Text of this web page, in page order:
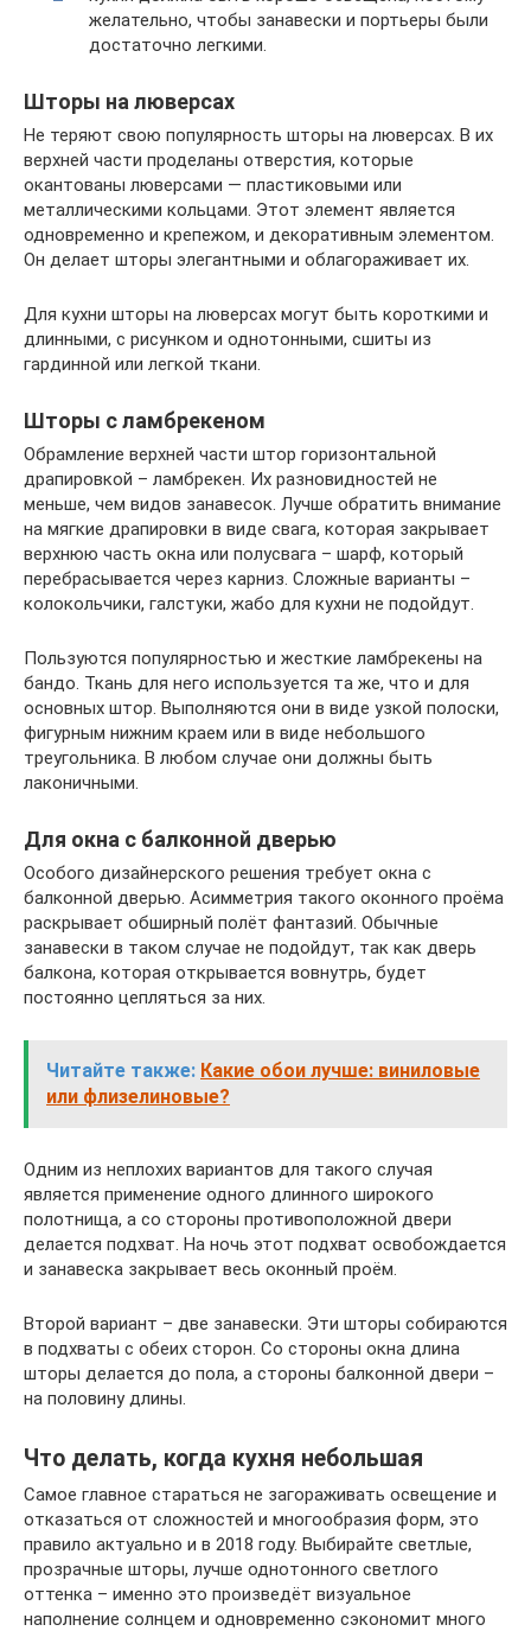
желательно, чтобы занавески и портьеры были
достаточно легкими.
Шторы на люверсах
Не теряют свою популярность шторы на люверсах. В их
верхней части проделаны отверстия, которые
окантованы люверсами — пластиковыми или
металлическими кольцами. Этот элемент является
одновременно и крепежом, и декоративным элементом.
Он делает шторы элегантными и облагораживает их.
Для кухни шторы на люверсах могут быть короткими и
длинными, с рисунком и однотонными, сшиты из
гардинной или легкой ткани.
Шторы с ламбрекеном
Обрамление верхней части штор горизонтальной
драпировкой – ламбрекен. Их разновидностей не
меньше, чем видов занавесок. Лучше обратить внимание
на мягкие драпировки в виде свага, которая закрывает
верхнюю часть окна или полусвага – шарф, который
перебрасывается через карниз. Сложные варианты –
колокольчики, галстуки, жабо для кухни не подойдут.
Пользуются популярностью и жесткие ламбрекены на
бандо. Ткань для него используется та же, что и для
основных штор. Выполняются они в виде узкой полоски,
фигурным нижним краем или в виде небольшого
треугольника. В любом случае они должны быть
лаконичными.
Для окна с балконной дверью
Особого дизайнерского решения требует окна с
балконной дверью. Асимметрия такого оконного проёма
раскрывает обширный полёт фантазий. Обычные
занавески в таком случае не подойдут, так как дверь
балкона, которая открывается вовнутрь, будет
постоянно цепляться за них.
Читайте также: Какие обои лучше: виниловые
или флизелиновые?
Одним из неплохих вариантов для такого случая
является применение одного длинного широкого
полотнища, а со стороны противоположной двери
делается подхват. На ночь этот подхват освобождается
и занавеска закрывает весь оконный проём.
Второй вариант – две занавески. Эти шторы собираются
в подхваты с обеих сторон. Со стороны окна длина
шторы делается до пола, а стороны балконной двери –
на половину длины.
Что делать, когда кухня небольшая
Самое главное стараться не загораживать освещение и
отказаться от сложностей и многообразия форм, это
правило актуально и в 2018 году. Выбирайте светлые,
прозрачные шторы, лучше однотонного светлого
оттенка – именно это произведёт визуальное
наполнение солнцем и одновременно сэкономит много